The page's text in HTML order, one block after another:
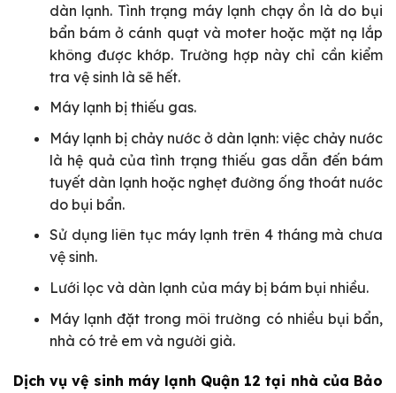
dàn lạnh. Tình trạng máy lạnh chạy ồn là do bụi
bẩn bám ở cánh quạt và moter hoặc mặt nạ lắp
không được khớp. Trường hợp này chỉ cần kiểm
tra vệ sinh là sẽ hết.
Máy lạnh bị thiếu gas.
Máy lạnh bị chảy nước ở dàn lạnh: việc chảy nước
là hệ quả của tình trạng thiếu gas dẫn đến bám
tuyết dàn lạnh hoặc nghẹt đường ống thoát nước
do bụi bẩn.
Sử dụng liên tục máy lạnh trên 4 tháng mà chưa
vệ sinh.
Lưới lọc và dàn lạnh của máy bị bám bụi nhiều.
Máy lạnh đặt trong môi trường có nhiều bụi bẩn,
nhà có trẻ em và người già.
Dịch vụ vệ sinh máy lạnh Quận 12 tại nhà của Bảo